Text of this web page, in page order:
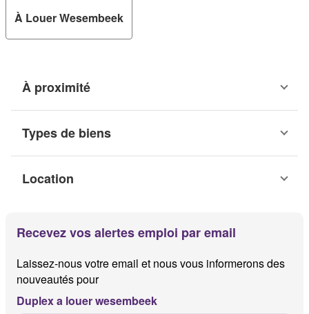
À Louer Wesembeek
À proximité
Types de biens
Location
Recevez vos alertes emploi par email
Laissez-nous votre email et nous vous informerons des
nouveautés pour
Duplex a louer wesembeek